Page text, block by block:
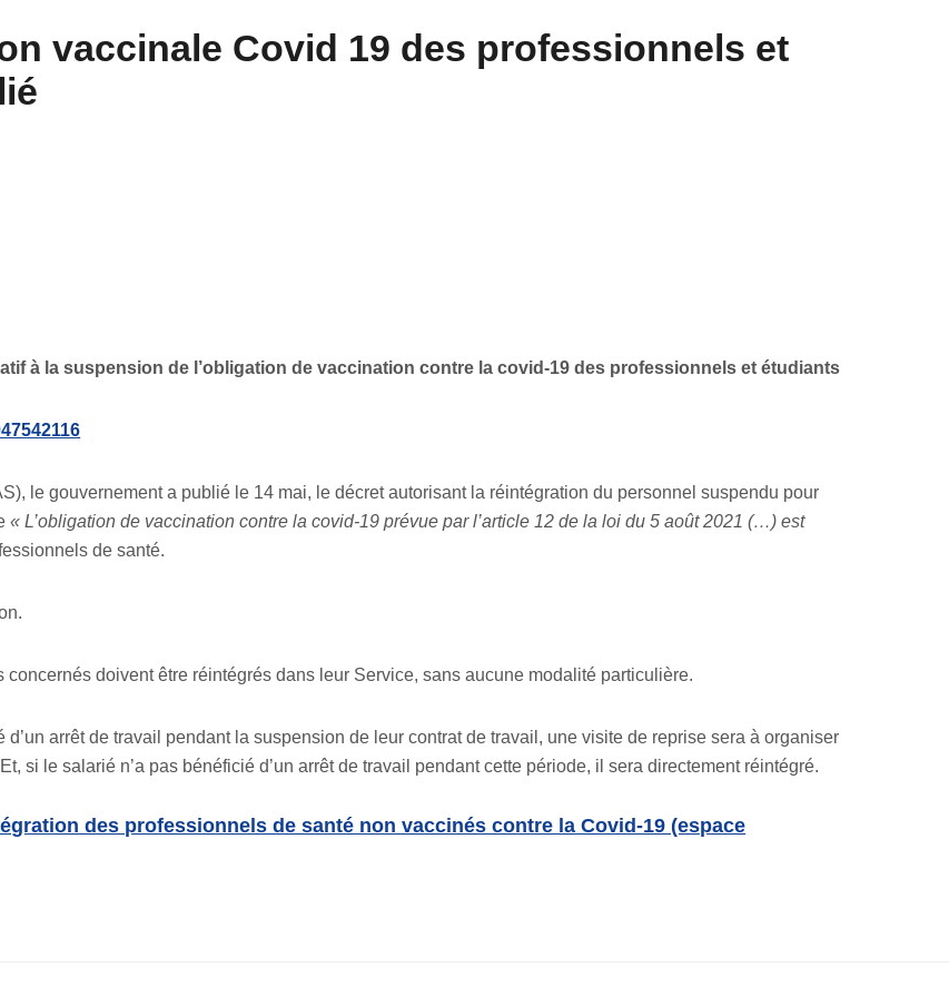
vaccinale Covid 19 des professionnels et
à la suspension de l’obligation de vaccination contre la covid-19 des professionnels et étudiants
le gouvernement a publié le 14 mai, le décret autorisant la réintégration du personnel suspendu pour
« L’obligation de vaccination contre la covid-19 prévue par l’article 12 de la loi du 5 août 2021 (…) est
de santé.
doivent être réintégrés dans leur Service, sans aucune modalité particulière.
arrêt de travail pendant la suspension de leur contrat de travail, une visite de reprise sera à organiser
si le salarié n’a pas bénéficié d’un arrêt de travail pendant cette période, il sera directement réintégré.
des professionnels de santé non vaccinés contre la Covid-19 (espace